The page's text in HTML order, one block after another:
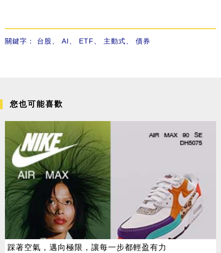
關鍵字： 台股 AI ETF 主動式 債券
您也可能喜歡
踩著空氣，邁向極限，讓每一步都輕盈有力